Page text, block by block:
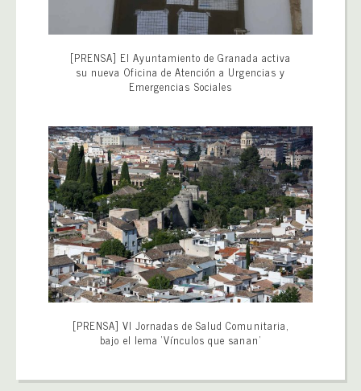
[PRENSA] El Ayuntamiento de Granada activa
su nueva Oficina de Atención a Urgencias y
Emergencias Sociales
[PRENSA] VI Jornadas de Salud Comunitaria,
bajo el lema ‘Vínculos que sanan’